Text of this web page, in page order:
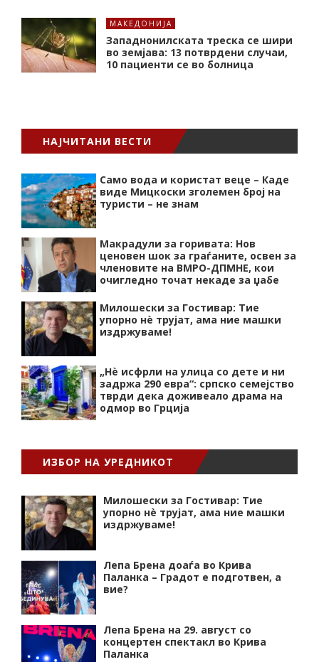
МАКЕДОНИЈА
Западнонилската треска се шири
во земјава: 13 потврдени случаи,
10 пациенти се во болница
НАЈЧИТАНИ ВЕСТИ
Само вода и користат веце – Каде
виде Мицкоски зголемен број на
туристи – не знам
Макрадули за горивата: Нов
ценовен шок за граѓаните, освен за
членовите на ВМРО-ДПМНЕ, кои
очигледно точат некаде за џабе
Милошески за Гостивар: Тие
упорно нѐ трујат, ама ние машки
издржуваме!
„Нѐ исфрли на улица со дете и ни
задржа 290 евра“: српско семејство
тврди дека доживеало драма на
одмор во Грција
ИЗБОР НА УРЕДНИКОТ
Милошески за Гостивар: Тие
упорно нѐ трујат, ама ние машки
издржуваме!
Лепа Брена доаѓа во Крива
Паланка – Градот е подготвен, а
вие?
Лепа Брена на 29. август со
концертен спектакл во Крива
Паланка